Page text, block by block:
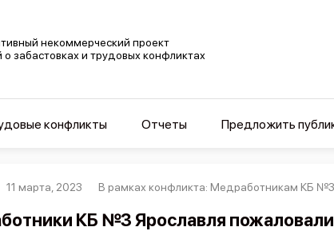
некоммерческий проект
о забастовках и трудовых конфликтах
конфликты Отчеты Предложить
11 марта, 2023 В рамках конфликта: Медработникам КБ №3
КБ №3 Ярославля